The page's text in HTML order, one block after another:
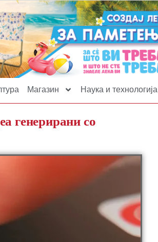
Магазин Наука и технологија
генерирани со